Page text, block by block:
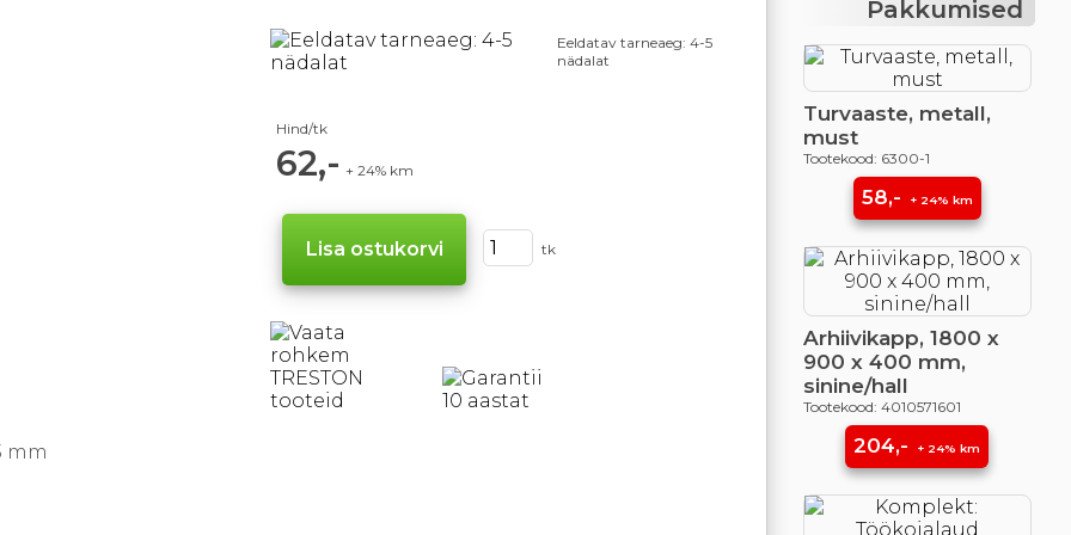
Eeldatav tarneaeg: 4-5
nädalat
Hind/tk
62,- + 24% km
tk
mm
Pakkumised
Turvaaste, metall,
must
Tootekood: 6300-1
58,- + 24% km
Arhiivikapp, 1800 x
900 x 400 mm,
sinine/hall
Tootekood: 4010571601
204,- + 24% km